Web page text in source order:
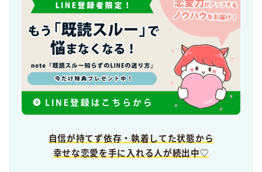
自信が持てず依存・執着してた状態から
幸せな恋愛を手に入れる人が続出中♡